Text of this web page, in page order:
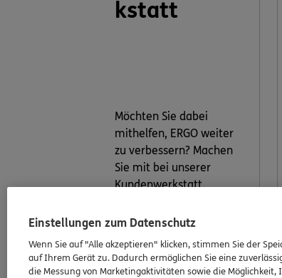
kstatt
Möchten Sie dabei
mithelfen, ERGO weiter
zu verbessern? Machen
Sie mit bei unserer
Kundenwerkstatt.
Jetzt
informieren
Einstellungen zum Datenschutz
Wenn Sie auf "Alle akzeptieren" klicken, stimmen Sie der
auf Ihrem Gerät zu. Dadurch ermöglichen Sie eine
die Messung von Marketingaktivitäten sowie die